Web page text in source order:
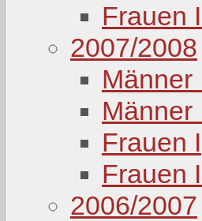
Frauen
2007/2008
Männer
Männer
Frauen I
Frauen
2006/2007